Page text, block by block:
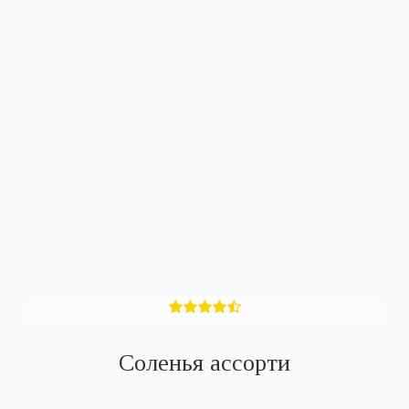
Соленья ассорти